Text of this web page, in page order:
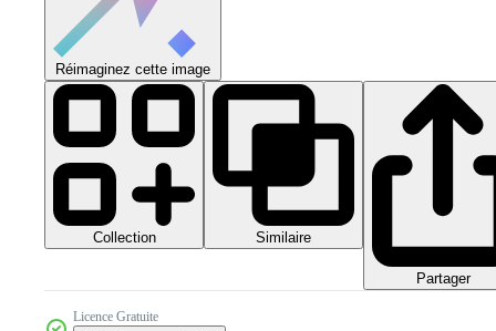
Réimaginez cette image
Collection Similaire
Partager
Licence Gratuite